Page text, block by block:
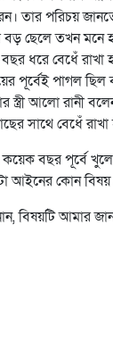
পরিচয় জানতে
ছেলে তখন মনে
ধরে বেধেঁ রাখা
পূর্বেই পাগল
স্ত্রী আলো রানী
সাথে বেধেঁ
বছর পূর্বে
আইনের কোন বিষয়
বিষয়টি আমার